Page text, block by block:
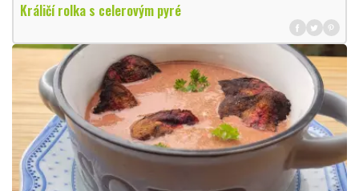
Králičí rolka s celerovým pyré